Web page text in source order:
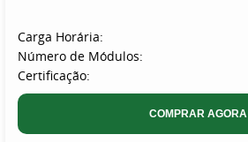
Carga Horária:
Número de Módulos:
Certificação:
COMPRAR AGORA